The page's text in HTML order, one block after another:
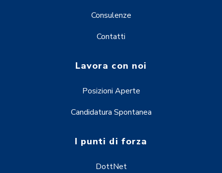
Consulenze
Contatti
Lavora con noi
Posizioni Aperte
Candidatura Spontanea
I punti di forza
DottNet